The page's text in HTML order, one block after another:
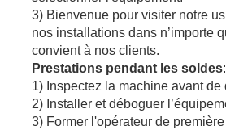
3) Bienvenue pour visiter notre
nos installations dans n’importe
convient à nos clients.
Prestations pendant les soldes:
1) Inspectez la machine avant de
2) Installer et déboguer
3) Former l'opérateur de